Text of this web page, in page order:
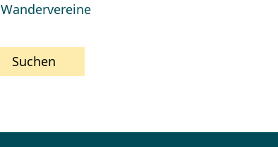
Wandervereine